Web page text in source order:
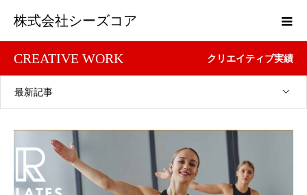
株式会社シーズコア
CREATIVE WORK クリエイティブ実績
最新記事